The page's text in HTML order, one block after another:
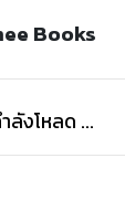
Books
ลังโหลด ...